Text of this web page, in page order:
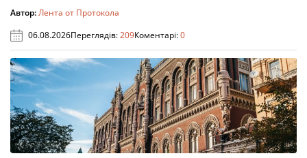
Автор:Лента от Протокола
06.08.2026Переглядів:209Коментарі:0